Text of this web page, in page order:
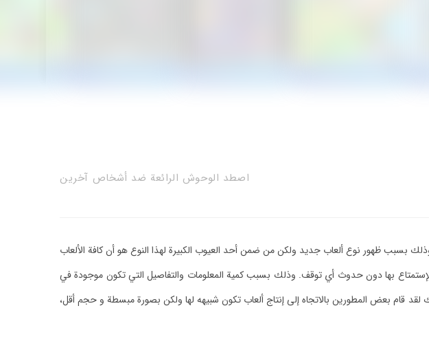
اصطد الوحوش الرائعة ضد أشخاص آخرين
وذلك بسبب ظهور نوع ألعاب جديد ولكن من ضمن أحد العيوب الكبيرة لهذا النوع هو أن كافة الألعاب
بها دون حدوث أي توقف. وذلك بسبب كمية المعلومات والتفاصيل التي تكون موجودة في
لقد قام بعض المطورين بالاتجاه إلى إنتاج ألعاب تكون شبيهه لها ولكن بصورة مبسطة و حجم أقل،